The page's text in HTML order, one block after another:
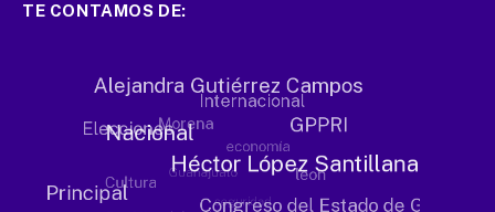
TE CONTAMOS DE: